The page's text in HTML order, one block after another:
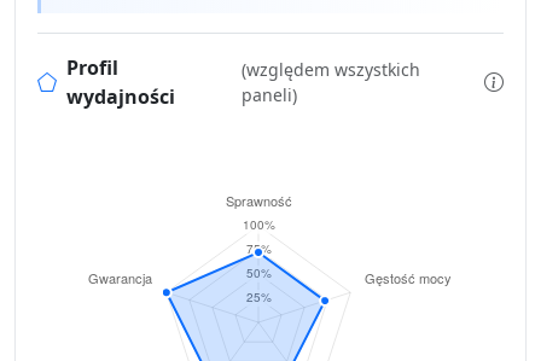
Profil
wydajności
(względem wszystkich
paneli)